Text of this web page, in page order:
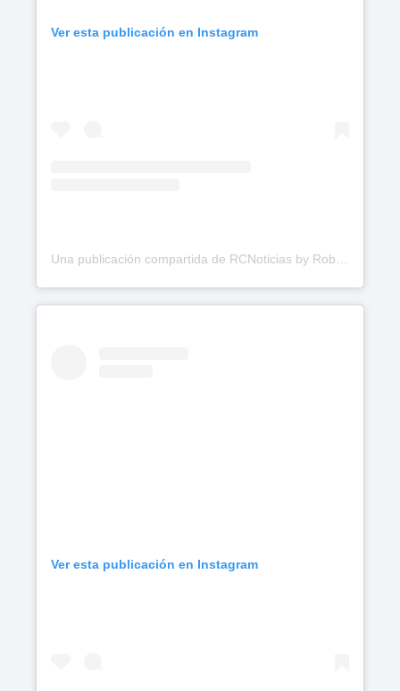
Ver esta publicación en Instagram
Una publicación compartida de RCNoticias by Roberto Cavada (@rcavada)
Ver esta publicación en Instagram